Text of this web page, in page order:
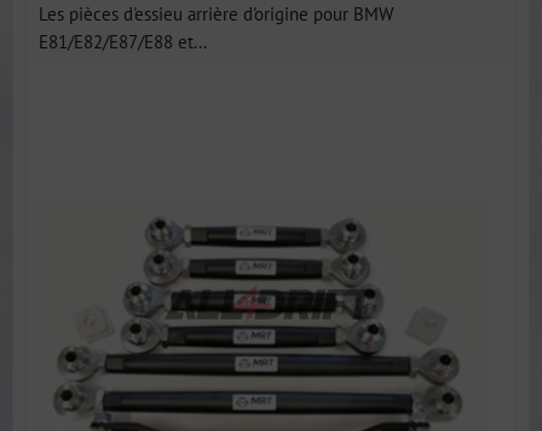
Les pièces d'essieu arrière d'origine pour BMW
E81/E82/E87/E88 et...